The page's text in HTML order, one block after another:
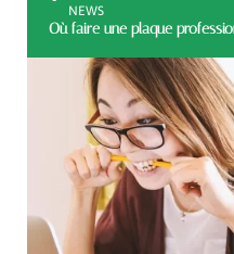
NEWS
Où faire une plaque